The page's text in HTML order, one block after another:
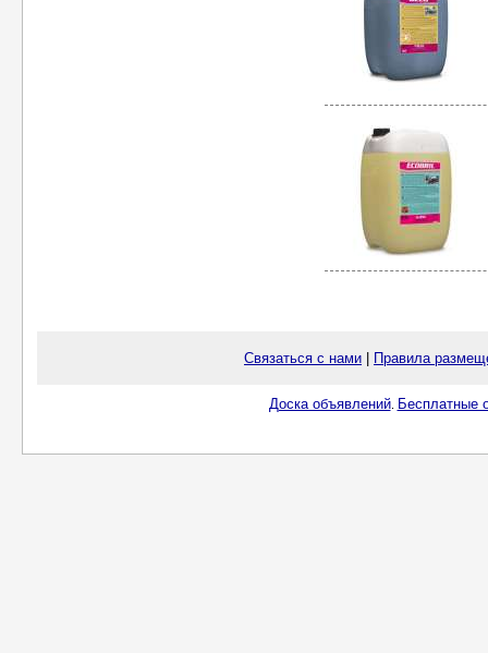
Связаться с нами Правила
Доска объявлений. Бесплатные